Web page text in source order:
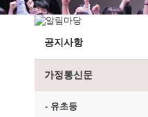
공지사항
가정통신문
- 유초등